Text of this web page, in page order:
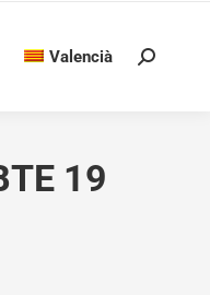
Valencià Search:
19